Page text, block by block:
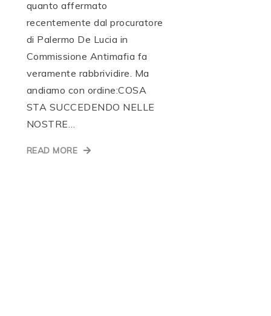
quanto affermato
recentemente dal procuratore
di Palermo De Lucia in
Commissione Antimafia fa
veramente rabbrividire. Ma
andiamo con ordine:COSA
STA SUCCEDENDO NELLE
NOSTRE…
READ MORE